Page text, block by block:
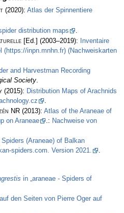
(2020): Atlas der Spinnentiere
distribution maps
[Ed.] (2003–2019):
Inventaire
(https://inpn.mnhn.fr) (Nachweiskarten
and Harvestman Recording
Society.
(2015): Distribution Maps of Arachnids
NR (2013): Atlas of the Araneae of
on Araneae
.: Nachweise von
Spiders (Araneae) of Balkan
spiders.com. Version 2021.
.
in „araneae - Spiders of
auf den Seiten von Pierre Oger auf